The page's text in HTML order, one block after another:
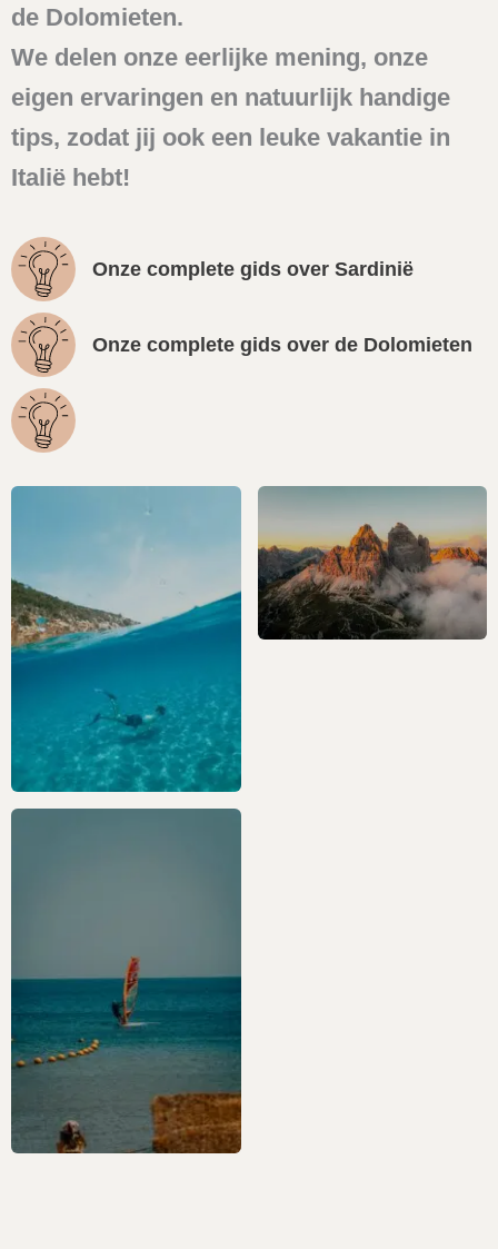
de Dolomieten.
We delen onze eerlijke mening, onze
eigen ervaringen en natuurlijk handige
tips, zodat jij ook een leuke vakantie in
Italië hebt!
Onze complete gids over Sardinië
Onze complete gids over de Dolomieten